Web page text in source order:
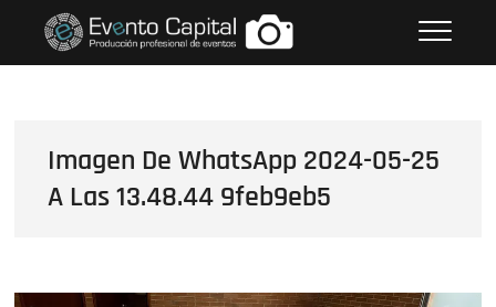
contenido
FOTOS GRUPO EMPRESARIAL
Imagen De WhatsApp 2024-05-25
A Las 13.48.44 9feb9eb5